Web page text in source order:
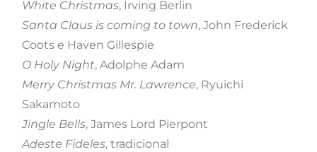
White Christmas, Irving Berlin
Santa Claus is coming to town, John Frederick
Coots e Haven Gillespie
O Holy Night, Adolphe Adam
Merry Christmas Mr. Lawrence, Ryuichi
Sakamoto
Jingle Bells, James Lord Pierpont
Adeste Fideles, tradicional